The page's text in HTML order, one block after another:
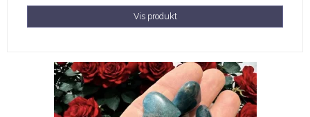
Vis produkt